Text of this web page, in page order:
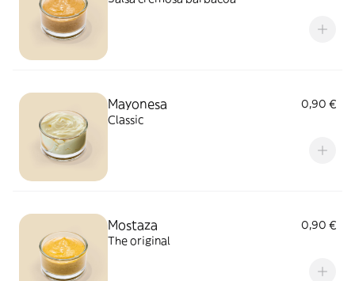
Mayonesa
0,90 €
Classic
Mostaza
0,90 €
The original